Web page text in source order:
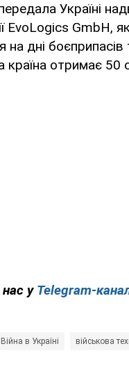
Україні
EvoLogics GmbH,
дні боєприпасів
отримає 50
нас у Telegram-
Війна в Україні військова